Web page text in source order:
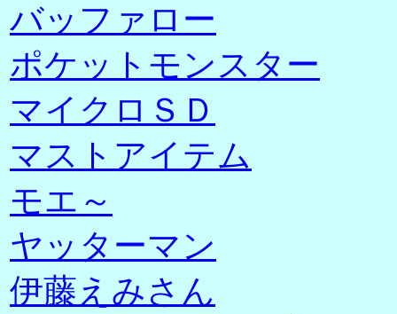
バッファロー
ポケットモンスター
マイクロＳＤ
マストアイテム
モエ～
ヤッターマン
伊藤えみさん